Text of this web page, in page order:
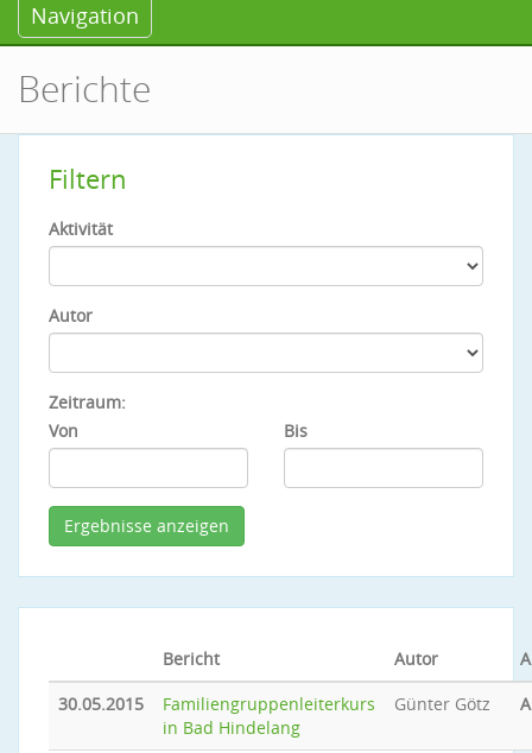
Navigation
Berichte
Filtern
Aktivität
Autor
Zeitraum:
Von
Bis
Bericht Autor
30.05.2015
Familiengruppenleiterkurs
in Bad Hindelang
Günter Götz